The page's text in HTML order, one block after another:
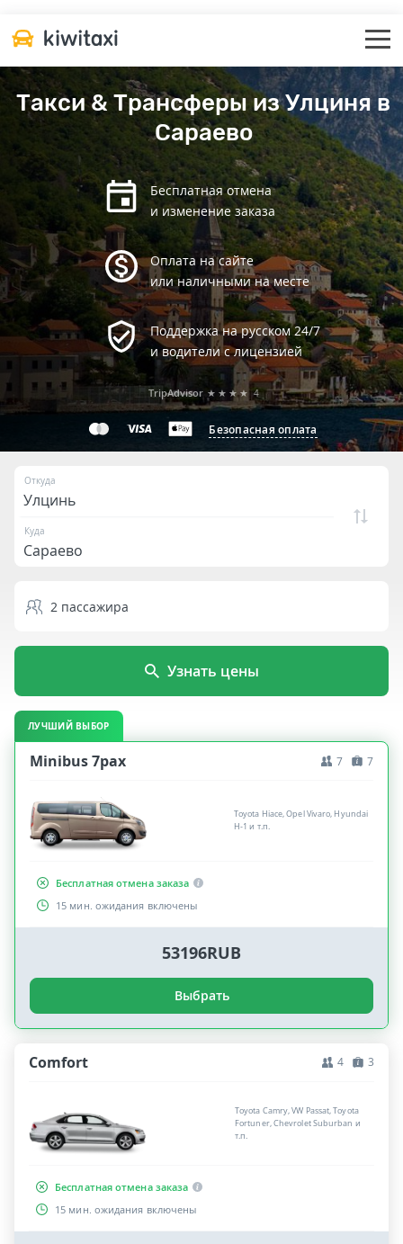
Такси & Трансферы из Улциня в
Сараево
Бесплатная отмена
и изменение заказа
Оплата на сайте
или наличными на месте
Поддержка на русском 24/7
и водители с лицензией
Безопасная оплата
TripAdvisor ★★★★ 4
Откуда
Куда
2 пассажира
Узнать цены
ЛУЧШИЙ ВЫБОР
Minibus 7pax 7 7
Toyota Hiace, Opel Vivaro, Hyundai
H-1 и т.п.
Бесплатная отмена заказа
15 мин. ожидания включены
53196RUB
Выбрать
Comfort 4 3
Toyota Camry, VW Passat, Toyota
Fortuner, Chevrolet Suburban и
т.п.
Бесплатная отмена заказа
15 мин. ожидания включены